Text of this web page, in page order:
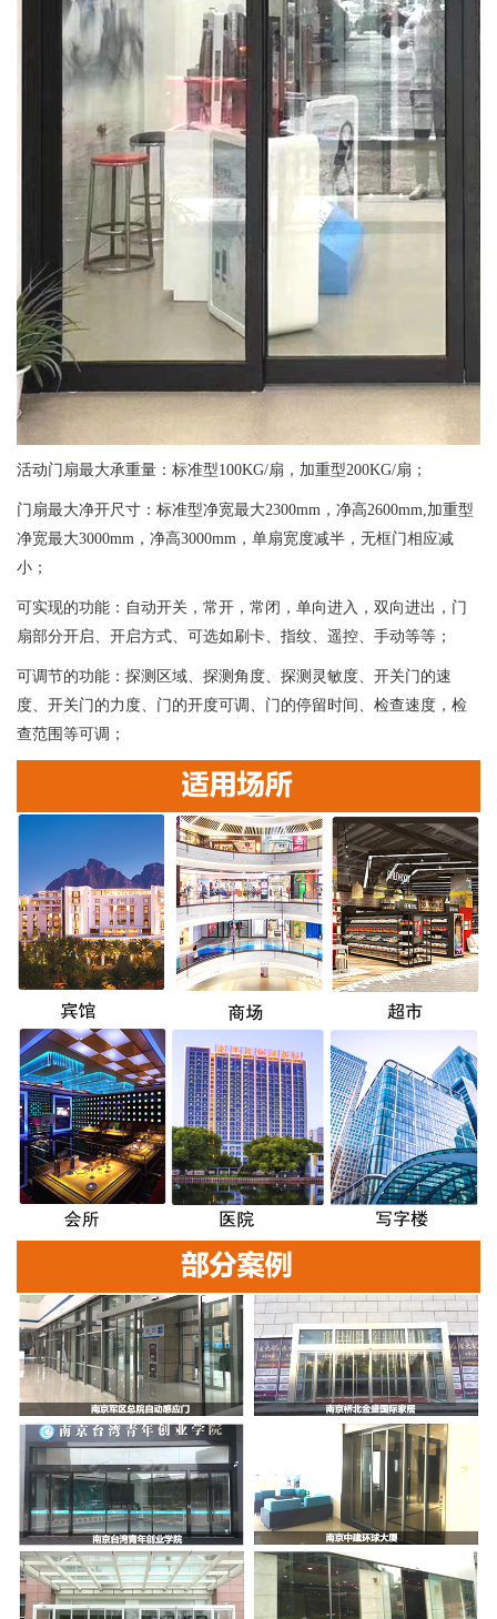
活动门扇最大承重量：标准型100KG/扇，加重型200KG/扇；
门扇最大净开尺寸：标准型净宽最大2300mm，净高2600mm,加重型
净宽最大3000mm，净高3000mm，单扇宽度减半，无框门相应减
小；
可实现的功能：自动开关，常开，常闭，单向进入，双向进出，门
扇部分开启、开启方式、可选如刷卡、指纹、遥控、手动等等；
可调节的功能：探测区域、探测角度、探测灵敏度、开关门的速
度、开关门的力度、门的开度可调、门的停留时间、检查速度，检
查范围等可调；